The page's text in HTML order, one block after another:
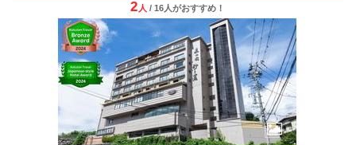
2 人 / 16人がおすすめ！